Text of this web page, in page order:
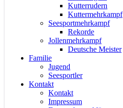
Kutterrudern
Kuttermehrkampf
Seesportmehrkampf
Rekorde
Jollenmehrkampf
Deutsche Meister
Familie
Jugend
Seesportler
Kontakt
Kontakt
Impressum